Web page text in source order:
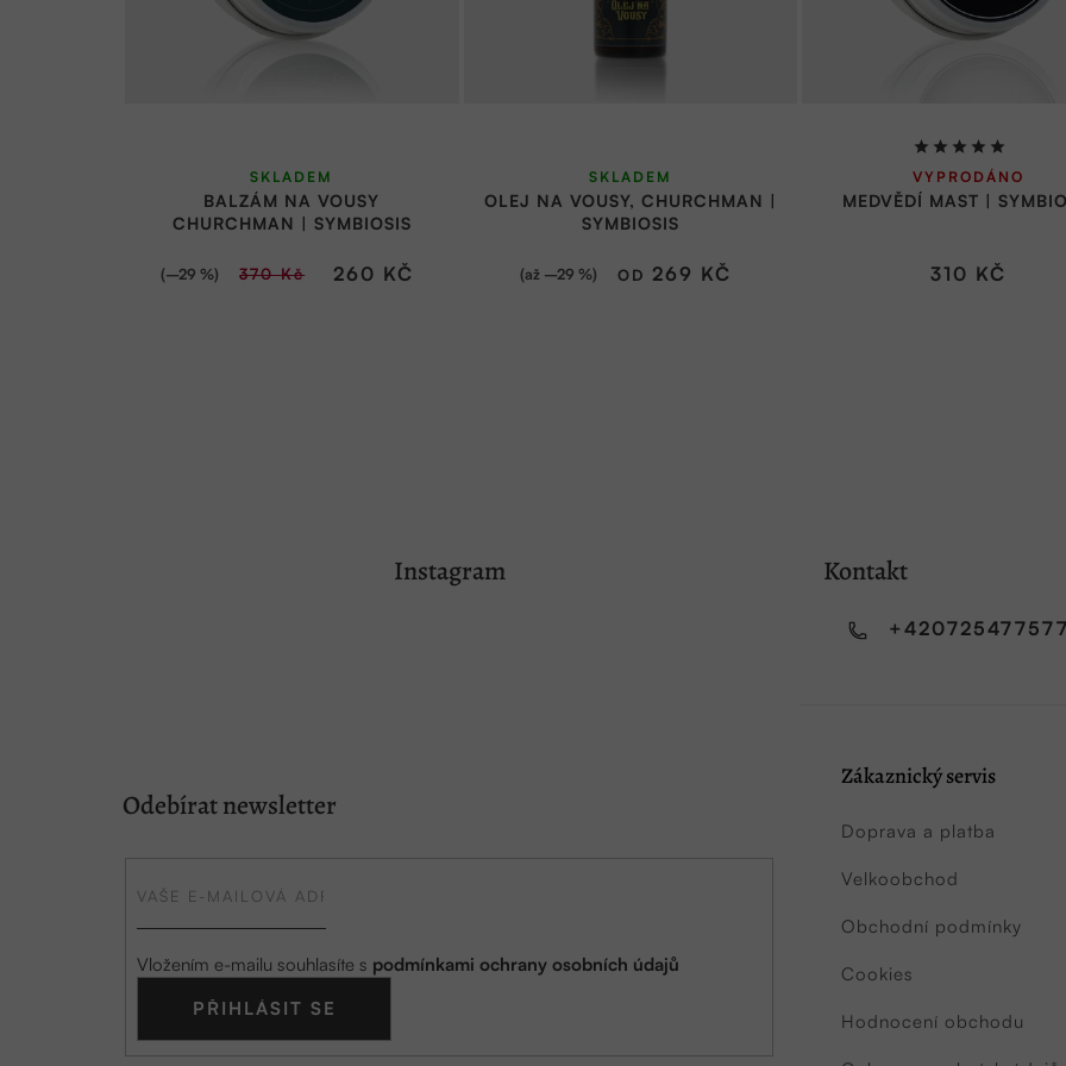
BALZÁM NA VOUSY
CHURCHMAN | SYMBIOSIS
SKLADEM
260 KČ
370 Kč
(–29 %)
OLEJ NA VOUSY, CHURCHMAN |
SYMBIOSIS
SKLADEM
OD 269 KČ
(až –29 %)
MEDVĚDÍ MAST |
Průměrné
hodnocení
produktu
5,0
VYPRODÁNO
310 KČ
Instagram Kontakt
Odebírat newsletter
Vložením e-mailu souhlasíte s podmínkami ochrany osobních údajů
PŘIHLÁSIT SE
Zákaznický servis
Doprava a platba
Velkoobchod
Obchodní podmínky
Cookies
Hodnocení obchodu